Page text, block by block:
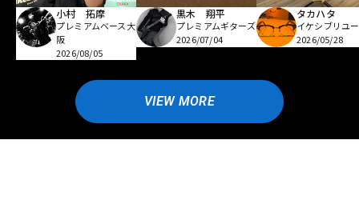
小村 拓摩
プレミアムベース大
阪
2026/08/05
黒木 翔平
プレミアムギターズ
2026/07/04
タカハタ
イケシブリユ
2026/05/28
VIEW MORE